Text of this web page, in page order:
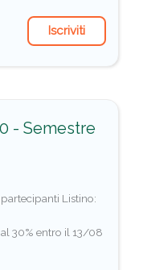
Iscriviti
- Semestre
Listino:
30% entro il 13/08